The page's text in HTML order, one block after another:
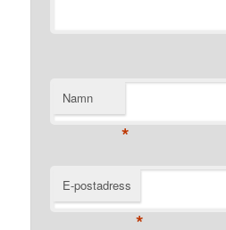
Namn
*
E-postadress
*